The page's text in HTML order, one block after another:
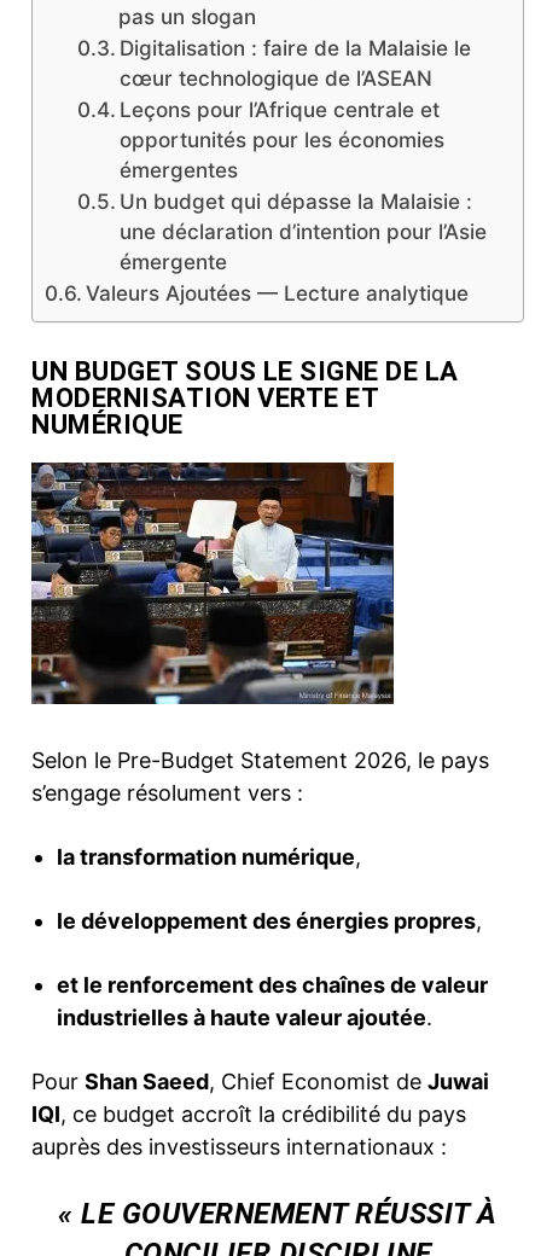
pas un slogan
Digitalisation : faire de la Malaisie le
cœur technologique de l’ASEAN
Leçons pour l’Afrique centrale et
opportunités pour les économies
émergentes
Un budget qui dépasse la Malaisie :
une déclaration d’intention pour l’Asie
émergente
Valeurs Ajoutées — Lecture analytique
UN BUDGET SOUS LE SIGNE DE LA
MODERNISATION VERTE ET
NUMÉRIQUE
Selon le Pre-Budget Statement 2026, le pays
s’engage résolument vers :
la transformation numérique,
le développement des énergies propres,
et le renforcement des chaînes de valeur
industrielles à haute valeur ajoutée.
Pour Shan Saeed, Chief Economist de Juwai
IQI, ce budget accroît la crédibilité du pays
auprès des investisseurs internationaux :
« LE GOUVERNEMENT RÉUSSIT À